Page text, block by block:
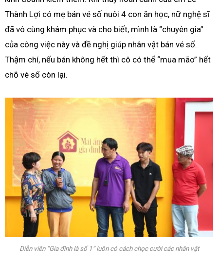
Thành Lợi có mẹ bán vé số nuôi 4 con ăn học, nữ nghệ sĩ
đã vô cùng khâm phục và cho biết, mình là “chuyên gia”
của công việc này và đề nghị giúp nhân vật bán vé số.
Thậm chí, nếu bán không hết thì cô có thể “mua mão” hết
chỗ vé số còn lại.
Diễn viên “Gia đình là số 1” luôn có cách chọc cười các nhân vật